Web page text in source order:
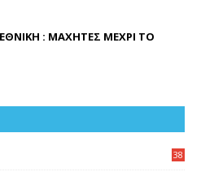
: ΜΑΧΗΤΕΣ ΜΕΧΡΙ ΤΟ
38